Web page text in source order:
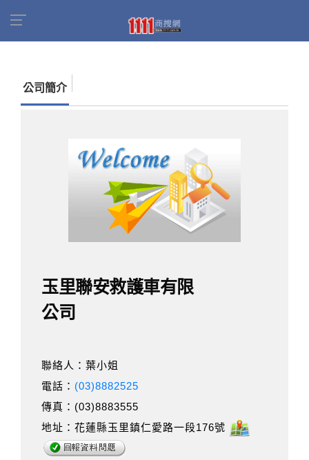
司
公司簡介
玉里聯安救護車有限
公司
聯絡人：葉小姐
電話： (03)8882525
傳真：(03)8883555
地址：花蓮縣玉里鎮仁愛路一段176號